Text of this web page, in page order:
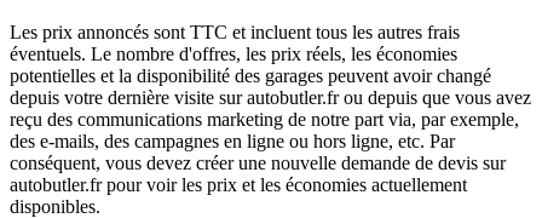
Les prix annoncés sont TTC et incluent tous les autres frais
éventuels. Le nombre d'offres, les prix réels, les économies
potentielles et la disponibilité des garages peuvent avoir changé
depuis votre dernière visite sur autobutler.fr ou depuis que vous avez
reçu des communications marketing de notre part via, par exemple,
des e-mails, des campagnes en ligne ou hors ligne, etc. Par
conséquent, vous devez créer une nouvelle demande de devis sur
autobutler.fr pour voir les prix et les économies actuellement
disponibles.